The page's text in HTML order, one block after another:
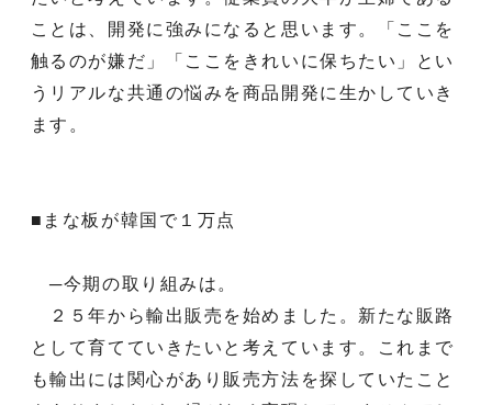
ことは、開発に強みになると思います。「ここを
触るのが嫌だ」「ここをきれいに保ちたい」とい
うリアルな共通の悩みを商品開発に生かしていき
ます。
■まな板が韓国で１万点
─今期の取り組みは。
２５年から輸出販売を始めました。新たな販路
として育てていきたいと考えています。これまで
も輸出には関心があり販売方法を探していたこと